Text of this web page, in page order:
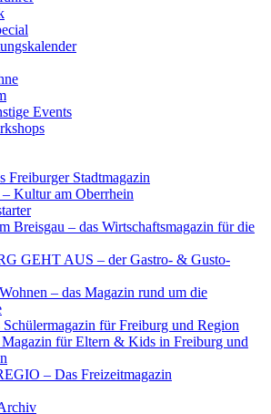
Events
Freiburger Stadtmagazin
Kultur am Oberrhein
Breisgau – das Wirtschaftsmagazin für die
GEHT AUS – der Gastro- & Gusto-
– das Magazin rund um die
für Freiburg und Region
für Eltern & Kids in Freiburg und
– Das Freizeitmagazin